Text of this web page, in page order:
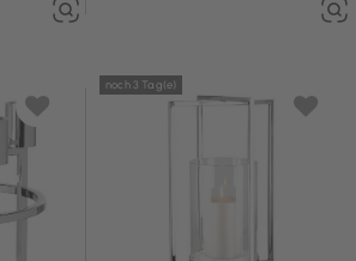
noch 3 Tag(e)